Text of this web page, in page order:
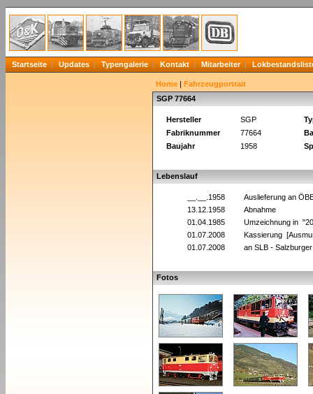
Startseite Updates Typengalerie Kontakt Mitarbeiter
Home | Fahrzeugportrait
SGP 77664
Hersteller SGP
Fabriknummer
77664
Baujahr
1958
Lebenslauf
__.__.1958
Auslieferung an
13.12.1958
Abnahme
01.04.1985
Umzeichnung in
01.07.2008
Kassierung
01.07.2008
an SLB -
Fotos